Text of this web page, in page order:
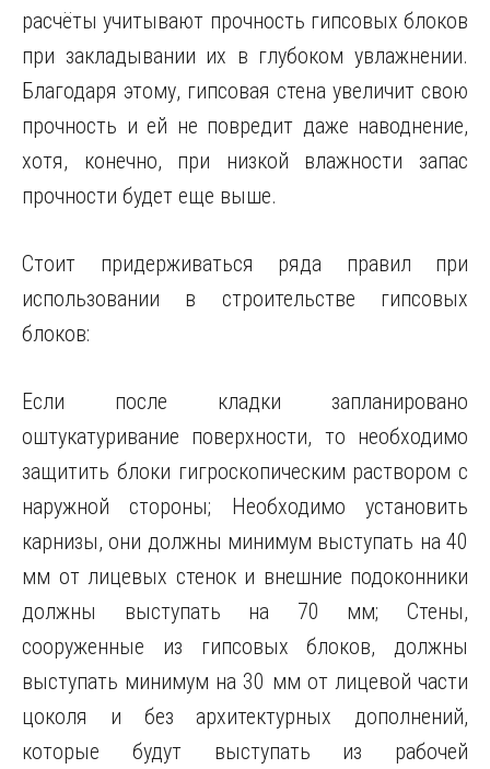
расчёты учитывают прочность гипсовых блоков
при закладывании их в глубоком увлажнении.
Благодаря этому, гипсовая стена увеличит свою
прочность и ей не повредит даже наводнение,
хотя, конечно, при низкой влажности запас
прочности будет еще выше.
Стоит придерживаться ряда правил при
использовании в строительстве гипсовых
блоков:
Если после кладки запланировано
оштукатуривание поверхности, то необходимо
защитить блоки гигроскопическим раствором с
наружной стороны; Необходимо установить
карнизы, они должны минимум выступать на 40
мм от лицевых стенок и внешние подоконники
должны выступать на 70 мм; Стены,
сооруженные из гипсовых блоков, должны
выступать минимум на 30 мм от лицевой части
цоколя и без архитектурных дополнений,
которые будут выступать из рабочей